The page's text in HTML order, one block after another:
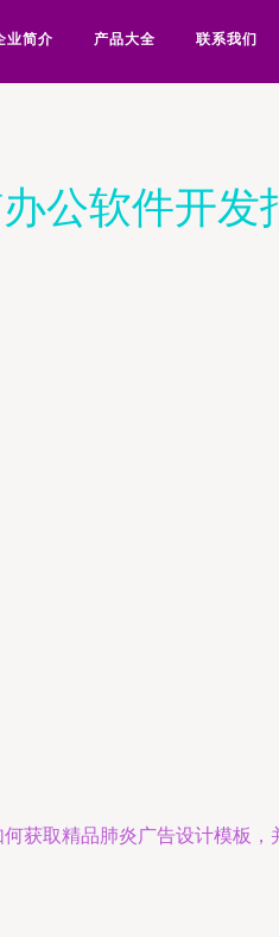
业简介 产品大全 联系我们
公软件开发
获取精品肺炎广告设计模板